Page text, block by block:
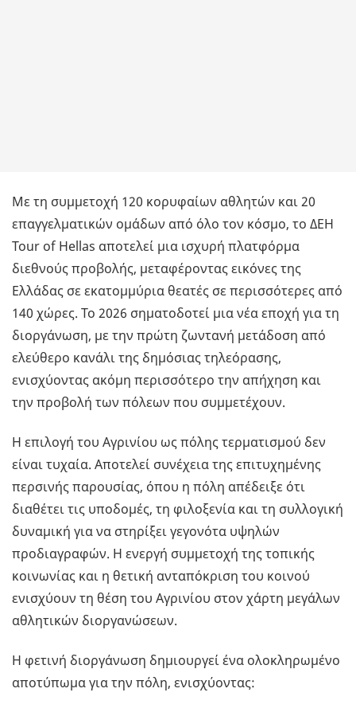
Με τη συμμετοχή 120 κορυφαίων αθλητών και 20
επαγγελματικών ομάδων από όλο τον κόσμο, το ΔΕΗ
Tour of Hellas αποτελεί μια ισχυρή πλατφόρμα
διεθνούς προβολής, μεταφέροντας εικόνες της
Ελλάδας σε εκατομμύρια θεατές σε περισσότερες από
140 χώρες. Το 2026 σηματοδοτεί μια νέα εποχή για τη
διοργάνωση, με την πρώτη ζωντανή μετάδοση από
ελεύθερο κανάλι της δημόσιας τηλεόρασης,
ενισχύοντας ακόμη περισσότερο την απήχηση και
την προβολή των πόλεων που συμμετέχουν.
Η επιλογή του Αγρινίου ως πόλης τερματισμού δεν
είναι τυχαία. Αποτελεί συνέχεια της επιτυχημένης
περσινής παρουσίας, όπου η πόλη απέδειξε ότι
διαθέτει τις υποδομές, τη φιλοξενία και τη συλλογική
δυναμική για να στηρίξει γεγονότα υψηλών
προδιαγραφών. Η ενεργή συμμετοχή της τοπικής
κοινωνίας και η θετική ανταπόκριση του κοινού
ενισχύουν τη θέση του Αγρινίου στον χάρτη μεγάλων
αθλητικών διοργανώσεων.
Η φετινή διοργάνωση δημιουργεί ένα ολοκληρωμένο
αποτύπωμα για την πόλη, ενισχύοντας: